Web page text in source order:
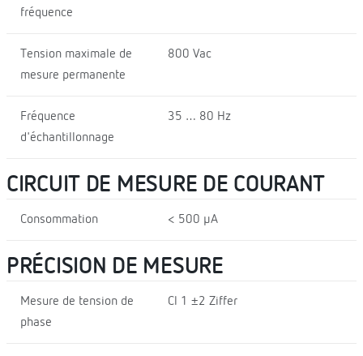
fréquence
Tension maximale de
mesure permanente
800 Vac
Fréquence
d'échantillonnage
35 … 80 Hz
CIRCUIT DE MESURE DE COURANT
Consommation < 500 µA
PRÉCISION DE MESURE
Mesure de tension de
phase
Cl 1 ±2 Ziffer